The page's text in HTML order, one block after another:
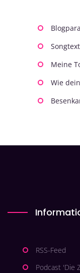
Meine
Wie
RSS-Feed
Podcast 'Die